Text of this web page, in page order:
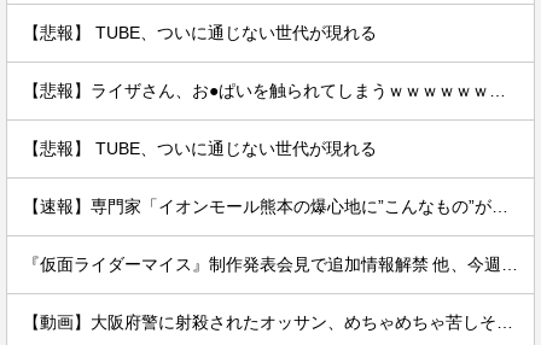
【悲報】 TUBE、ついに通じない世代が現れる
【悲報】 TUBE、ついに通じない世代が現れる